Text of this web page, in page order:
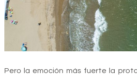
Pero la emoción más fuerte la